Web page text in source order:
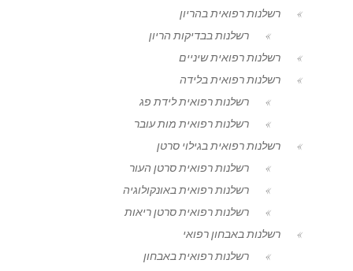
רשלנות רפואית בהריון
רשלנות בבדיקות הריון
רשלנות רפואית שיניים
רשלנות רפואית בלידה
רשלנות רפואית לידת פג
רשלנות רפואית מות עובר
רשלנות רפואית בגילוי סרטן
רשלנות רפואית סרטן העור
רשלנות רפואית באונקולוגיה
רשלנות רפואית סרטן ריאות
רשלנות באבחון רפואי
רשלנות רפואית באבחון